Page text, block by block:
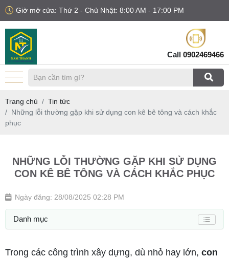
Giờ mở cửa: Thứ 2 - Chủ Nhật: 8:00 AM - 17:00 PM
Call 0902469466
Trang chủ
Tin tức
Những lỗi thường gặp khi sử dụng con kê bê tông và cách khắc
phục
NHỮNG LỖI THƯỜNG GẶP KHI SỬ DỤNG
CON KÊ BÊ TÔNG VÀ CÁCH KHẮC PHỤC
Ngày đăng: 28/08/2025 02:28 PM
Danh mục
Trong các công trình xây dựng, dù nhỏ hay lớn, con